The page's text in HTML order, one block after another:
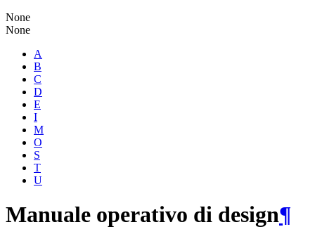
None
None
A
B
C
D
E
I
M
O
S
T
U
Manuale operativo di design¶